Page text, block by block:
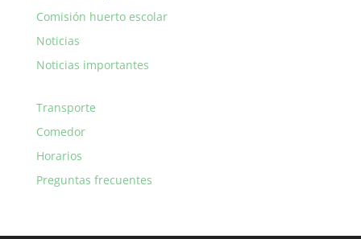
Comisión huerto escolar
Noticias
Noticias importantes
Transporte
Comedor
Horarios
Preguntas frecuentes